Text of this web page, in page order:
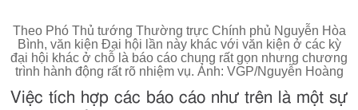
Theo Phó Thủ tướng Thường trực Chính phủ Nguyễn Hòa
Bình, văn kiện Đại hội lần này khác với văn kiện ở các kỳ
đại hội khác ở chỗ là báo cáo chung rất gọn nhưng chương
trình hành động rất rõ nhiệm vụ. Ảnh: VGP/Nguyễn Hoàng
Việc tích hợp các báo cáo như trên là một sự